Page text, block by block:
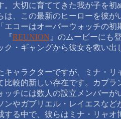
大切に育ててきた我が子を初
、この最新のヒーローを彼が
コーはオーバーウォッチの初
『REUNION 』のムービーにも
・ギャングから彼女を救い出
ャラクターですが、ミナ・リ
較的新しい存在です。カプラ
チには数人の設立メンバーが
やガブリエル・レイエスなど
る中で、彼らはミナ・リャオ